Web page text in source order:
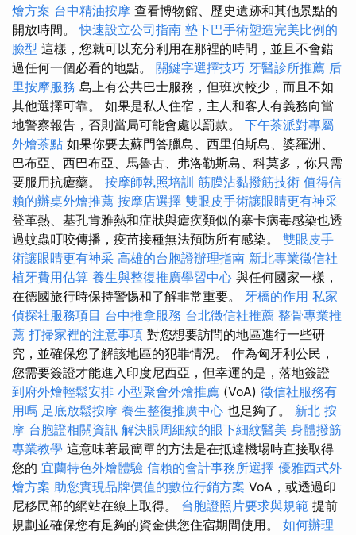
燴方案 台中精油按摩 查看博物館、歷史遺跡和其他景點的
開放時間。快速設立公司指南 墊下巴手術塑造完美比例的
臉型 這樣，您就可以充分利用在那裡的時間，並且不會錯
過任何一個必看的地點。 關鍵字選擇技巧 牙醫診所推薦 后
里按摩服務 島上有公共巴士服務，但班次較少，而且不如
其他選擇可靠。 如果是私人住宿，主人和客人有義務向當
地警察報告，否則當局可能會處以罰款。 下午茶派對專屬
外燴茶點 如果你要去蘇門答臘島、西里伯斯島、婆羅洲、
巴布亞、西巴布亞、馬魯古、弗洛勒斯島、科莫多，你只需
要服用抗瘧藥。 按摩師執照培訓 筋膜沾黏撥筋技術 值得信
賴的辦桌外燴推薦 按摩店選擇 雙眼皮手術讓眼睛更有神采
登革熱、基孔肯雅熱和症狀與瘧疾類似的寨卡病毒感染也透
過蚊蟲叮咬傳播，疫苗接種無法預防所有感染。 雙眼皮手
術讓眼睛更有神采 高雄的台胞證辦理指南 新北專業徵信社
植牙費用估算 養生與整復推廣學習中心 與任何國家一樣，
在德國旅行時保持警惕和了解非常重要。 牙橋的作用 私家
偵探社服務項目 台中推拿服務 台北徵信社推薦 整骨專業推
薦 打掃家裡的注意事項 對您想要訪問的地區進行一些研
究，並確保您了解該地區的犯罪情況。 作為匈牙利公民，
您需要簽證才能進入印度尼西亞，但幸運的是，落地簽證
到府外燴輕鬆安排 小型聚會外燴推薦 (VoA) 徵信社服務有
用嗎 足底放鬆按摩 養生整復推廣中心 也足夠了。 新北 按
摩 台胞證相關資訊 解決眼周細紋的眼下細紋醫美 身體撥筋
專業教學 這意味著最簡單的方法是在抵達機場時直接取得
您的 宜蘭特色外燴體驗 信賴的會計事務所選擇 優雅西式外
燴方案 助您實現品牌價值的數位行銷方案 VoA，或透過印
尼移民部的網站在線上取得。 台胞證照片要求與規範 提前
規劃並確保您有足夠的資金供您住宿期間使用。 如何辦理